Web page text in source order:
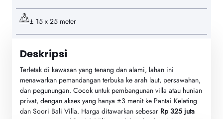
± 15 x 25 meter
Deskripsi
Terletak di kawasan yang tenang dan alami, lahan ini
menawarkan pemandangan terbuka ke arah laut, persawahan,
dan pegunungan. Cocok untuk pembangunan villa atau hunian
privat, dengan akses yang hanya ±3 menit ke Pantai Kelating
dan Soori Bali Villa. Harga ditawarkan sebesar Rp 325 juta